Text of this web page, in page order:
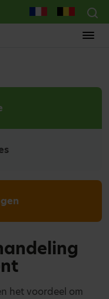
het voordeel om